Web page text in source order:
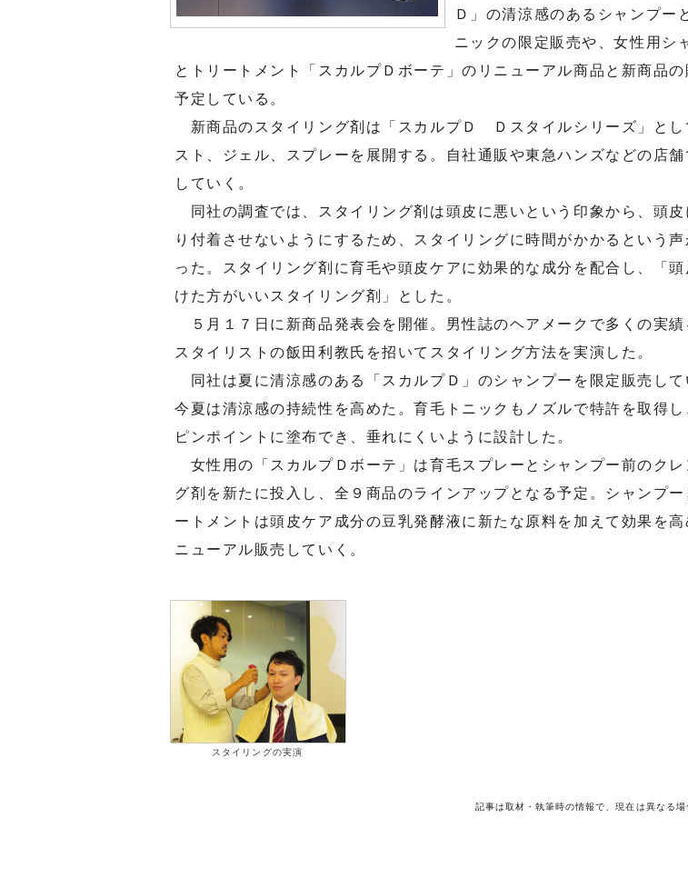
Ｄ」の清涼感のあるシャンプー
ニックの限定販売や、女性用シ
とトリートメント「スカルプＤボーテ」のリニューアル商品と新商品の
予定している。
新商品のスタイリング剤は「スカルプＤ Ｄスタイルシリーズ」とし
スト、ジェル、スプレーを展開する。自社通販や東急ハンズなどの店舗
していく。
同社の調査では、スタイリング剤は頭皮に悪いという印象から、頭皮
り付着させないようにするため、スタイリングに時間がかかるという声
った。スタイリング剤に育毛や頭皮ケアに効果的な成分を配合し、「頭
けた方がいいスタイリング剤」とした。
５月１７日に新商品発表会を開催。男性誌のヘアメークで多くの実績
スタイリストの飯田利教氏を招いてスタイリング方法を実演した。
同社は夏に清涼感のある「スカルプＤ」のシャンプーを限定販売して
今夏は清涼感の持続性を高めた。育毛トニックもノズルで特許を取得し
ピンポイントに塗布でき、垂れにくいように設計した。
女性用の「スカルプＤボーテ」は育毛スプレーとシャンプー前のクレ
グ剤を新たに投入し、全９商品のラインアップとなる予定。シャンプー
ートメントは頭皮ケア成分の豆乳発酵液に新たな原料を加えて効果を高
ニューアル販売していく。
スタイリングの実演
記事は取材・執筆時の情報で、現在は異なる場